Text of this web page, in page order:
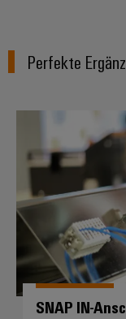
Perfekte
SNAP IN-